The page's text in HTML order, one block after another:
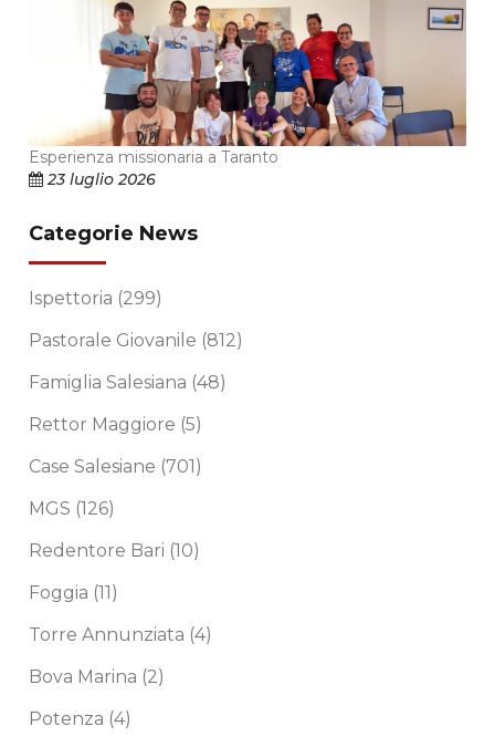
Esperienza missionaria a Taranto
23 luglio 2026
Categorie News
Ispettoria (299)
Pastorale Giovanile (812)
Famiglia Salesiana (48)
Rettor Maggiore (5)
Case Salesiane (701)
MGS (126)
Redentore Bari (10)
Foggia (11)
Torre Annunziata (4)
Bova Marina (2)
Potenza (4)